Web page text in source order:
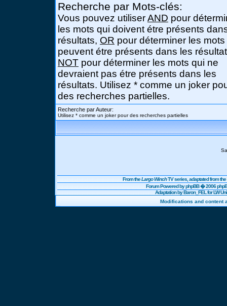
Recherche par Mots-clés:
Vous pouvez utiliserAND pour
les mots qui doivent étre présents
résultats, OR pour déterminer les
peuvent étre présents dans les
NOT pour déterminer les mots qui ne
devraient pas étre présents dans les
résultats. Utilisez * comme un joker
des recherches partielles.
Recherche par Auteur:
Utilisez * comme un joker pour des recherches partielles
From theLargo WinchTV series, adaptated from
Forum Powered byphpBB� 2006
Adaptation by Baron_FEL for LW
Modifications and content